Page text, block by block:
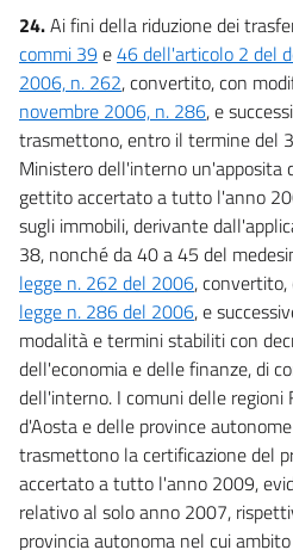
24.Ai fini della riduzione dei
commi 39 e46 dell'articolo 2 del
2006, n. 262, convertito, con
novembre 2006, n. 286, e
trasmettono, entro il termine del
Ministero dell'interno un'apposita
gettito accertato a tutto l'anno
sugli immobili, derivante
38, nonché da 40 a 45 del
legge n. 262 del 2006, convertito,
legge n. 286 del 2006, e
modalità e termini stabiliti con
dell'economia e delle finanze, di
dell'interno. I comuni delle regioni
d'Aosta e delle province
trasmettono la certificazione del
accertato a tutto l'anno 2009,
relativo al solo anno 2007,
provincia autonoma nel cui